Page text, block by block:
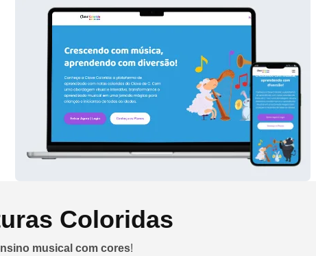
Coloridas
musical com cores!